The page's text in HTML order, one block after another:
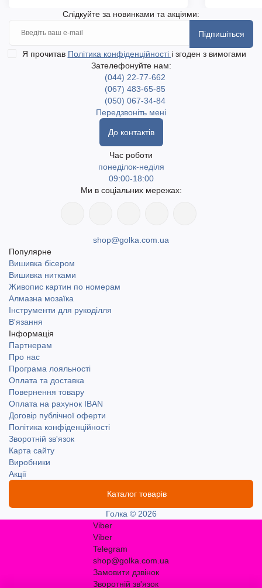
Слідкуйте за новинками та акціями:
Підпишіться
Я прочитав Політика конфіденційності і згоден з вимогами
Зателефонуйте нам:
(044) 22-77-662
(067) 483-65-85
(050) 067-34-84
Передзвоніть мені
До контактів
Час роботи
понеділок-неділя
09:00-18:00
Ми в соціальних мережах:
shop@golka.com.ua
Популярне
Вишивка бісером
Вишивка нитками
Живопис картин по номерам
Алмазна мозаїка
Інструменти для рукоділля
В'язання
Інформація
Партнерам
Про нас
Програма лояльності
Оплата та доставка
Повернення товару
Оплата на рахунок IBAN
Договір публічної оферти
Політика конфіденційності
Зворотній зв'язок
Карта сайту
Виробники
Акції
Каталог товарів
Голка © 2026
Viber
Viber
Telegram
shop@golka.com.ua
Замовити дзвінок
Зворотній зв'язок